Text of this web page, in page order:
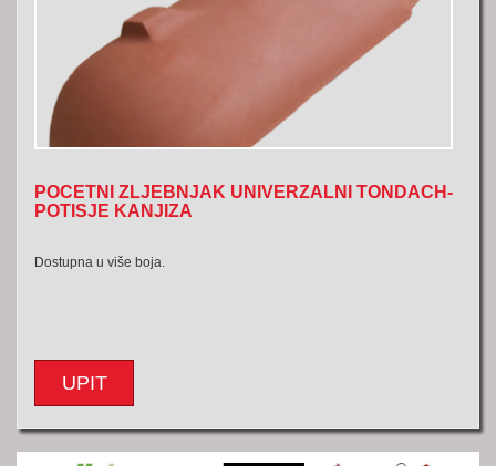
POCETNI ZLJEBNJAK UNIVERZALNI TONDACH-
POTISJE KANJIZA
Dostupna u više boja.
UPIT